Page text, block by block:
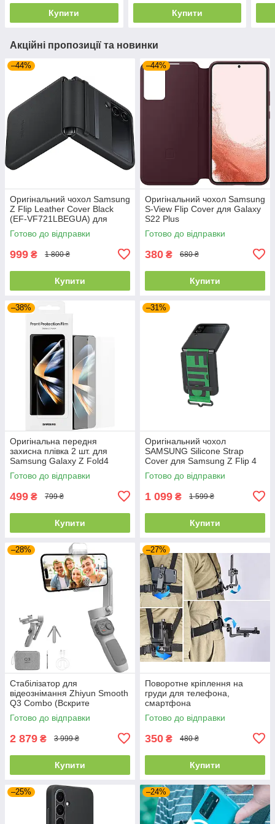
Купити Купити
Акційні пропозиції та новинки
–44%
Оригінальний чохол Samsung
Z Flip Leather Cover Black
(EF-VF721LBEGUA) для
Samsung Z Flip4
Готово до відправки
999 ₴ 1 800 ₴
Купити
–44%
Оригінальний чохол Samsung
S-View Flip Cover для Galaxy
S22 Plus
Готово до відправки
380 ₴ 680 ₴
Купити
–38%
Оригінальна передня
захисна плівка 2 шт. для
Samsung Galaxy Z Fold4
Готово до відправки
499 ₴ 799 ₴
Купити
–31%
Оригінальний чохол
SAMSUNG Silicone Strap
Cover для Samsung Z Flip 4
(F721)
Готово до відправки
1 099 ₴ 1 599 ₴
Купити
–28%
Стабілізатор для
відеознімання Zhiyun Smooth
Q3 Combo (Вскрите
паковання)
Готово до відправки
2 879 ₴ 3 999 ₴
Купити
–27%
Поворотне кріплення на
груди для телефона,
смартфона
Готово до відправки
350 ₴ 480 ₴
Купити
–25% –24%